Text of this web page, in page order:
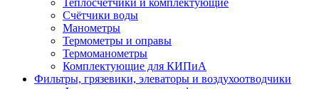
Теплосчетчики и комплектующие
Счётчики воды
Манометры
Термометры и оправы
Термоманометры
Комплектующие для КИПиА
Фильтры, грязевики, элеваторы и воздухоотводчики